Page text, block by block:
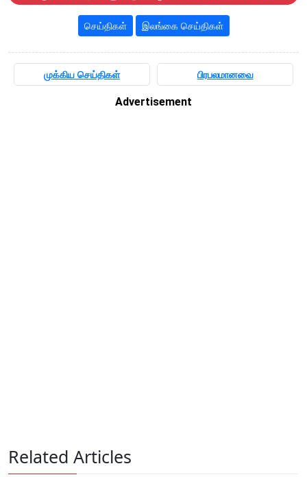
செய்திகள் இலங்கை செய்திகள்
முக்கிய செய்திகள் பிரபலமானவை
Advertisement
Related Articles